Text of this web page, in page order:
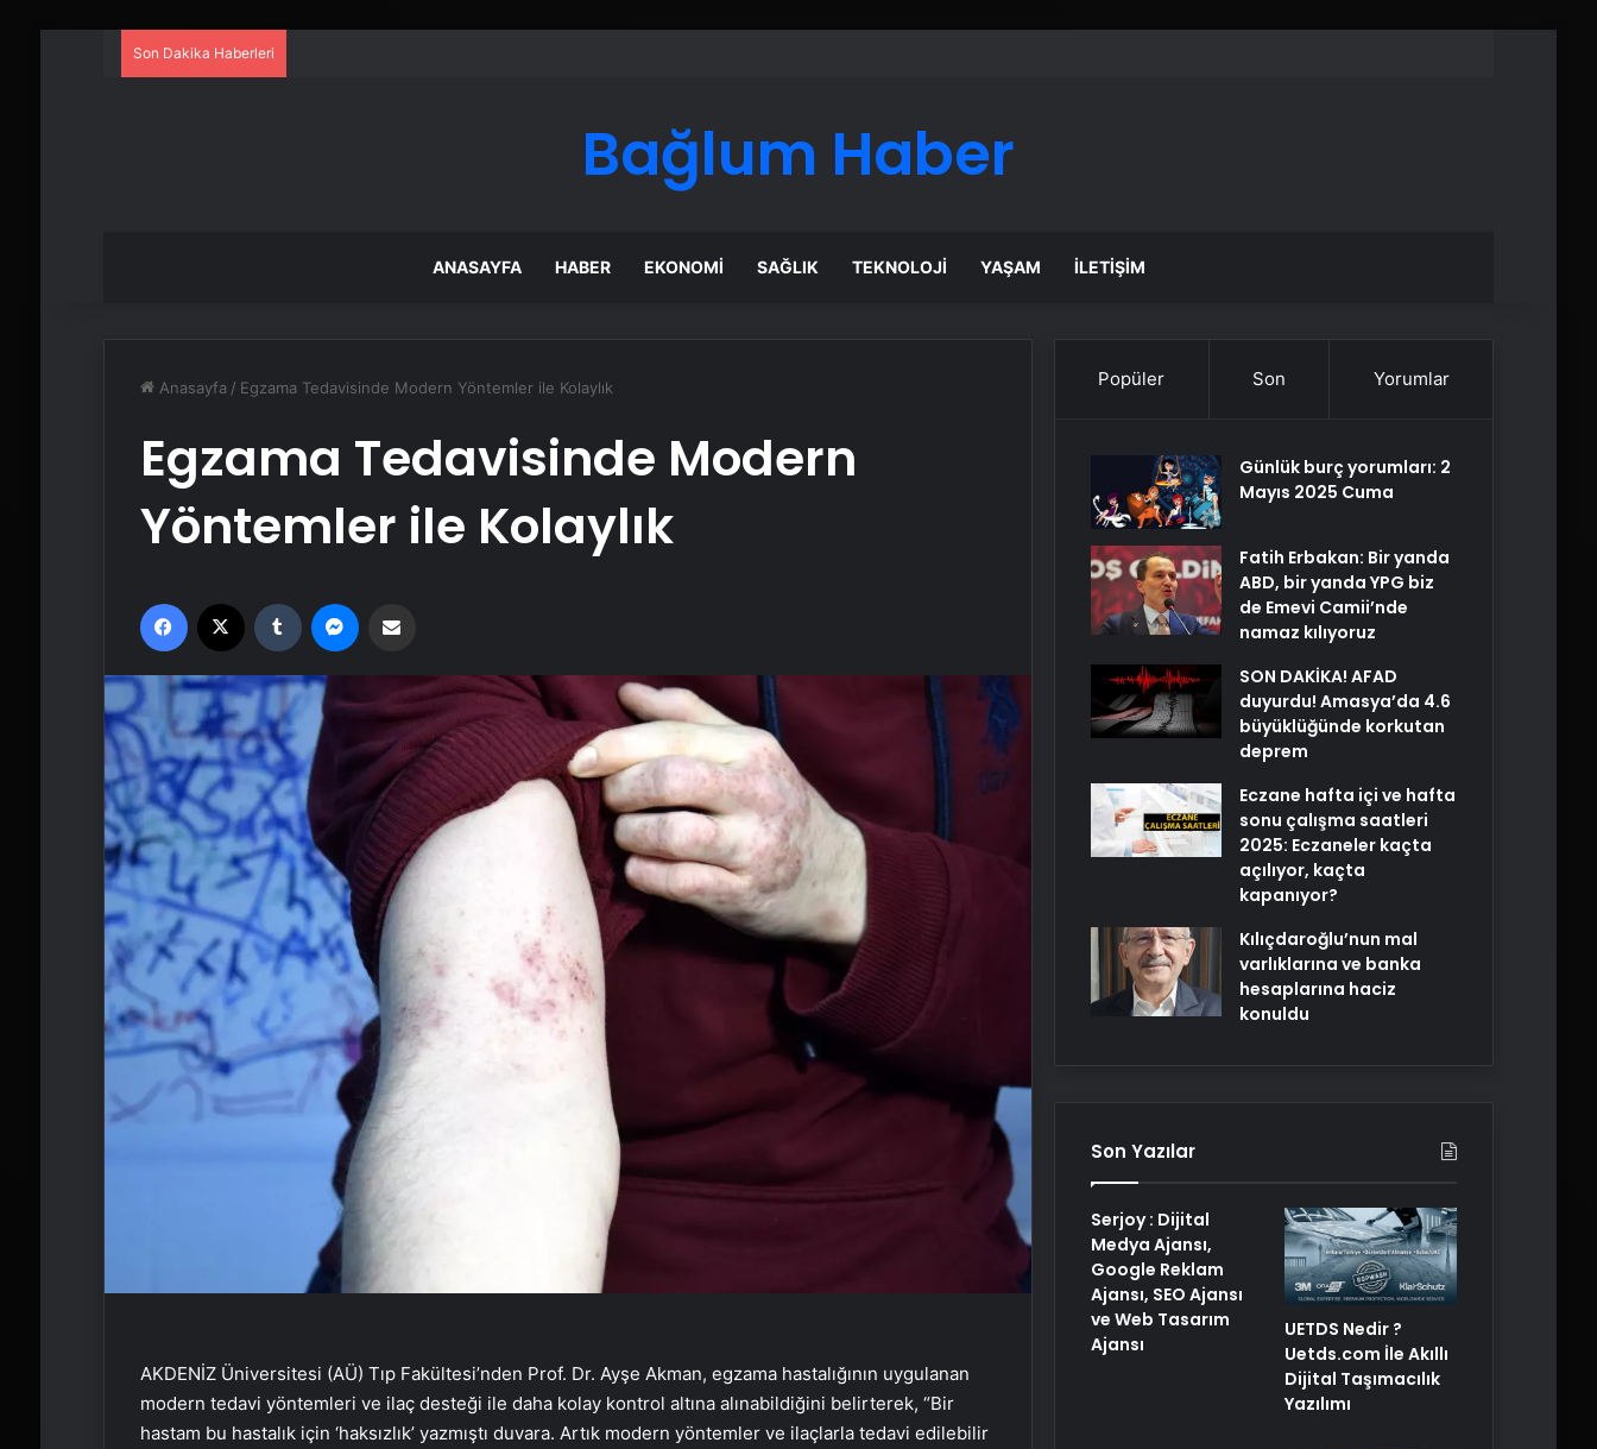
Son Dakika Haberleri
Bağlum Haber
ANASAYFA HABER EKONOMI SAĞLIK TEKNOLOJI YAŞAM İLETIŞIM
Anasayfa / Egzama Tedavisinde Modern Yöntemler ile Kolaylık
Egzama Tedavisinde Modern
Yöntemler ile Kolaylık
Facebook Tumblr
AKDENİZ Üniversitesi (AÜ) Tıp Fakültesi’nden Prof. Dr. Ayşe Akman, egzama hastalığının uygulanan
modern tedavi yöntemleri ve ilaç desteği ile daha kolay kontrol altına alınabildiğini belirterek, “Bir
hastam bu hastalık için ‘haksızlık’ yazmıştı duvara. Artık modern yöntemler ve ilaçlarla tedavi edilebilir
Popüler Son Yorumlar
Günlük burç yorumları: 2
Mayıs 2025 Cuma
Fatih Erbakan: Bir yanda
ABD, bir yanda YPG biz
de Emevi Camii’nde
namaz kılıyoruz
SON DAKİKA! AFAD
duyurdu! Amasya’da 4.6
büyüklüğünde korkutan
deprem
Eczane hafta içi ve hafta
sonu çalışma saatleri
2025: Eczaneler kaçta
açılıyor, kaçta
kapanıyor?
Kılıçdaroğlu’nun mal
varlıklarına ve banka
hesaplarına haciz
konuldu
Son Yazılar
Serjoy : Dijital
Medya Ajansı,
Google Reklam
Ajansı, SEO Ajansı
ve Web Tasarım
Ajansı
UETDS Nedir ?
Uetds.com İle Akıllı
Dijital Taşımacılık
Yazılımı